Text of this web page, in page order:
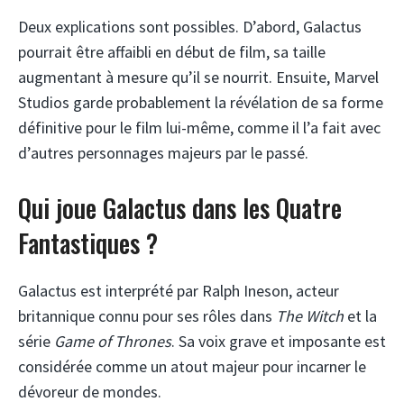
Deux explications sont possibles. D’abord, Galactus
pourrait être affaibli en début de film, sa taille
augmentant à mesure qu’il se nourrit. Ensuite, Marvel
Studios garde probablement la révélation de sa forme
définitive pour le film lui-même, comme il l’a fait avec
d’autres personnages majeurs par le passé.
Qui joue Galactus dans les Quatre
Fantastiques ?
Galactus est interprété par Ralph Ineson, acteur
britannique connu pour ses rôles dans The Witch et la
série Game of Thrones. Sa voix grave et imposante est
considérée comme un atout majeur pour incarner le
dévoreur de mondes.